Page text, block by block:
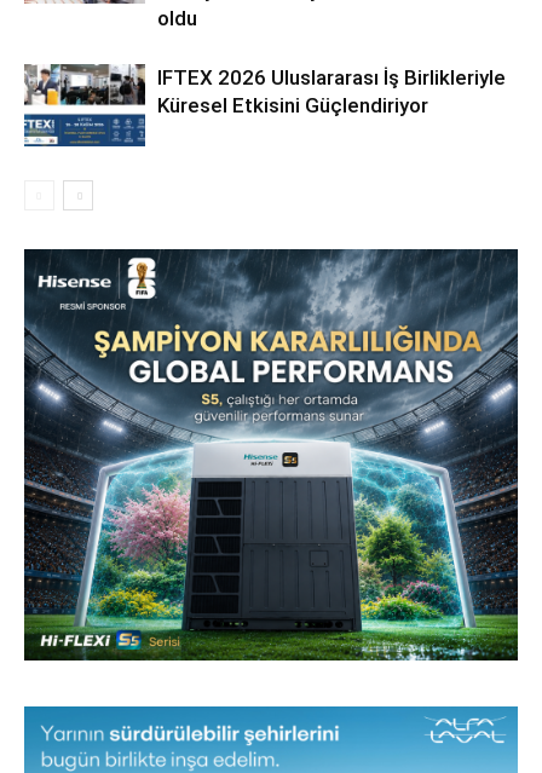
oldu
IFTEX 2026 Uluslararası İş Birlikleriyle
Küresel Etkisini Güçlendiriyor